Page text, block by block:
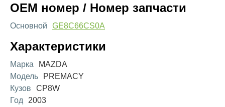
OEM номер / Номер запчасти
Основной GE8C66CS0A
Характеристики
Марка
MAZDA
Модель
PREMACY
Кузов
CP8W
Год
2003